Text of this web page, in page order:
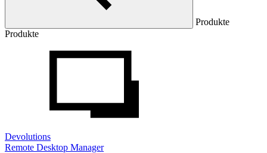
Produkte
Produkte
Devolutions
Remote Desktop Manager